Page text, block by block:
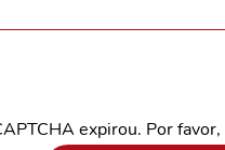
expirou. Por